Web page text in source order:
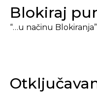
Blokiraj
“…u načinu Blokiranja”